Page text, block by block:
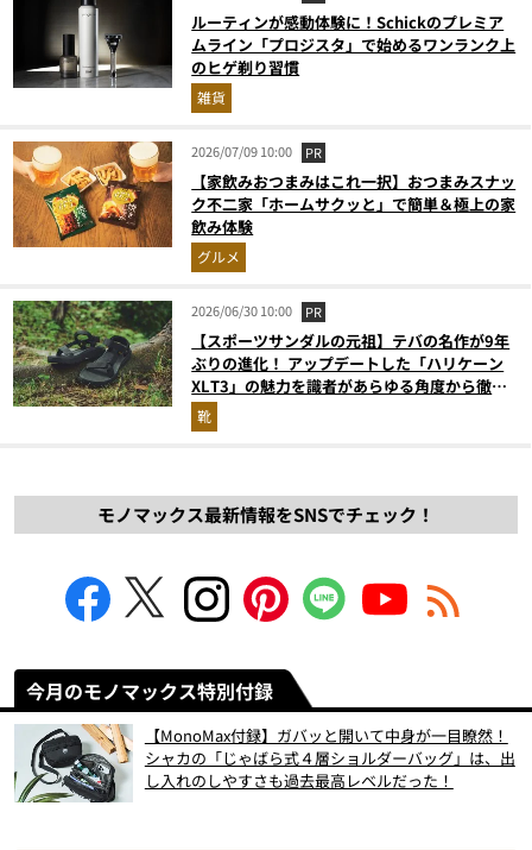
ルーティンが感動体験に！Schickのプレミア
ムライン「プロジスタ」で始めるワンランク上
のヒゲ剃り習慣
雑貨
2026/07/09 10:00 PR
【家飲みおつまみはこれ一択】おつまみスナッ
ク不二家「ホームサクッと」で簡単＆極上の家
飲み体験
グルメ
2026/06/30 10:00 PR
【スポーツサンダルの元祖】テバの名作が9年
ぶりの進化！ アップデートした「ハリケーン
XLT3」の魅力を識者があらゆる角度から徹底
解説！
靴
モノマックス最新情報をSNSでチェック！
今月のモノマックス特別付録
【MonoMax付録】ガバッと開いて中身が一目瞭然！
シャカの「じゃばら式４層ショルダーバッグ」は、出
し入れのしやすさも過去最高レベルだった！